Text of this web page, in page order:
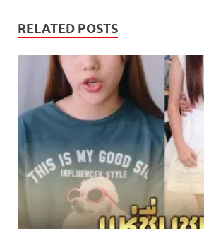
RELATED POSTS